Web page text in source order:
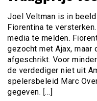
Joel Veltman is in
Fiorentina te
media te melden.
gezocht met Ajax, maar
afgeschrikt. Voor
de verdediger niet uit
spelersbeleid Marc
gegeven. […]